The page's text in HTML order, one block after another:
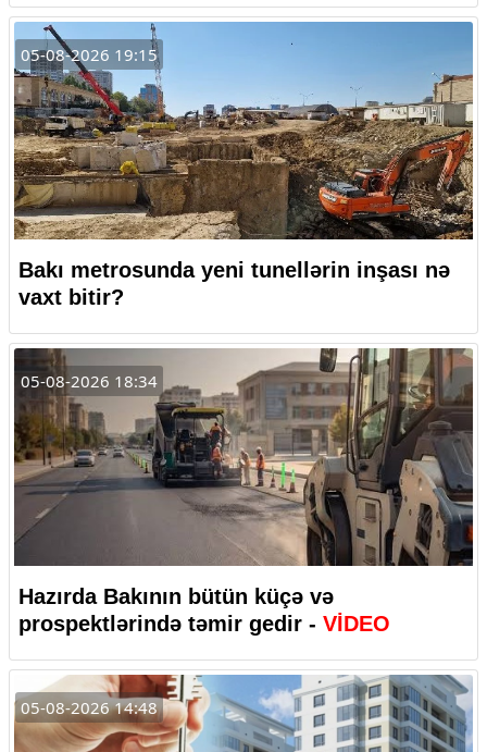
05-08-2026 19:15
Bakı metrosunda yeni tunellərin inşası nə
vaxt bitir?
05-08-2026 18:34
Hazırda Bakının bütün küçə və
prospektlərində təmir gedir - VİDEO
05-08-2026 14:48